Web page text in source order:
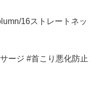
慣（再発防止）